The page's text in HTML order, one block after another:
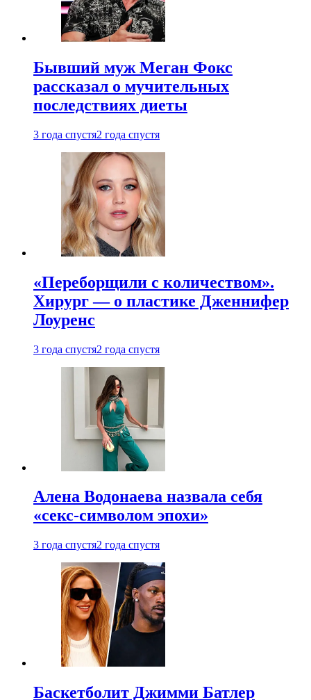
Бывший муж Меган Фокс
рассказал о мучительных
последствиях диеты
3 года спустя2 года спустя
«Переборщили с количеством».
Хирург — о пластике Дженнифер
Лоуренс
3 года спустя2 года спустя
Алена Водонаева назвала себя
«секс-символом эпохи»
3 года спустя2 года спустя
Баскетболит Джимми Батлер